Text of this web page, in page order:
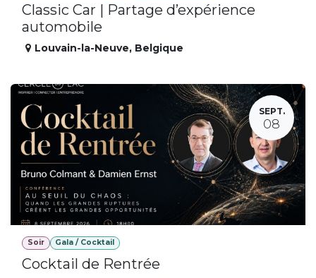
Classic Car | Partage d’expérience
automobile
Louvain-la-Neuve, Belgique
SEPT.
08
Soir Gala / Cocktail
Cocktail de Rentrée